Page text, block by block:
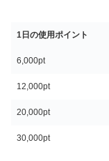
1日の使用ポイント
6,000pt
12,000pt
20,000pt
30,000pt